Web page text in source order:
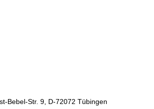
Bebel-Str. 9, D-72072 Tübingen